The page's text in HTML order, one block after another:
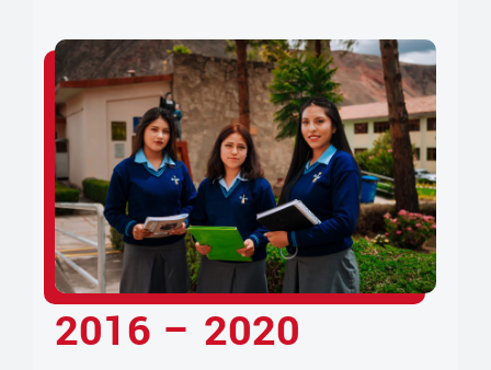
2016 – 2020